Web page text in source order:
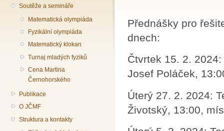
Soutěže a semináře
Matematická olympiáda
Fyzikální olympiáda
Matematický klokan
Turnaj mladých fyziků
Cena Martina
Černohorského
Publikace
O JČMF
Struktura a kontakty
Přednášky pro
dnech:
Čtvrtek 15. 2.
Josef Poláček,
Úterý 27. 2. 2024:
Životský, 13:00,